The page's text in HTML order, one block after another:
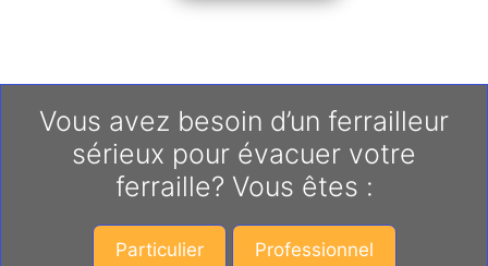
Vous avez besoin d’un ferrailleur
sérieux pour évacuer votre
ferraille? Vous êtes :
Particulier Professionnel